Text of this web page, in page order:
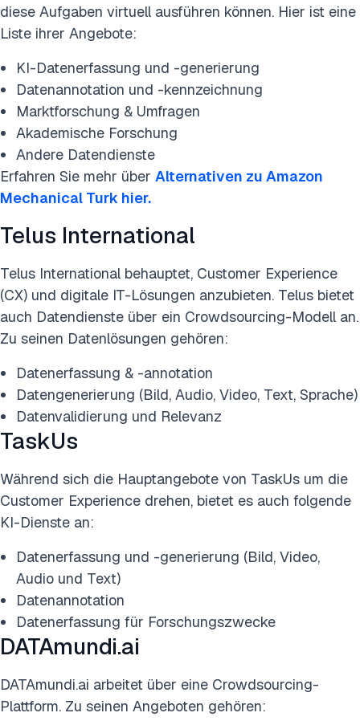
diese Aufgaben virtuell ausführen können. Hier ist eine
Liste ihrer Angebote:
KI-Datenerfassung und -generierung
Datenannotation und -kennzeichnung
Marktforschung & Umfragen
Akademische Forschung
Andere Datendienste
Erfahren Sie mehr über Alternativen zu Amazon
Mechanical Turk hier.
Telus International
Telus International behauptet, Customer Experience
(CX) und digitale IT-Lösungen anzubieten. Telus bietet
auch Datendienste über ein Crowdsourcing-Modell an.
Zu seinen Datenlösungen gehören:
Datenerfassung & -annotation
Datengenerierung (Bild, Audio, Video, Text, Sprache)
Datenvalidierung und Relevanz
TaskUs
Während sich die Hauptangebote von TaskUs um die
Customer Experience drehen, bietet es auch folgende
KI-Dienste an:
Datenerfassung und -generierung (Bild, Video,
Audio und Text)
Datenannotation
Datenerfassung für Forschungszwecke
DATAmundi.ai
DATAmundi.ai arbeitet über eine Crowdsourcing-
Plattform. Zu seinen Angeboten gehören: